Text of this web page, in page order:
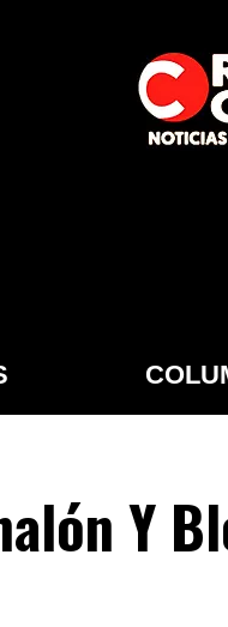
Y